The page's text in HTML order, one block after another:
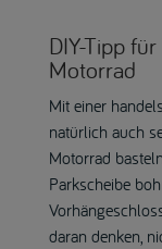
DIY-Tipp
Motorrad
Mit einer
natürlich auch
Motorrad
Parkscheibe
daran denken,